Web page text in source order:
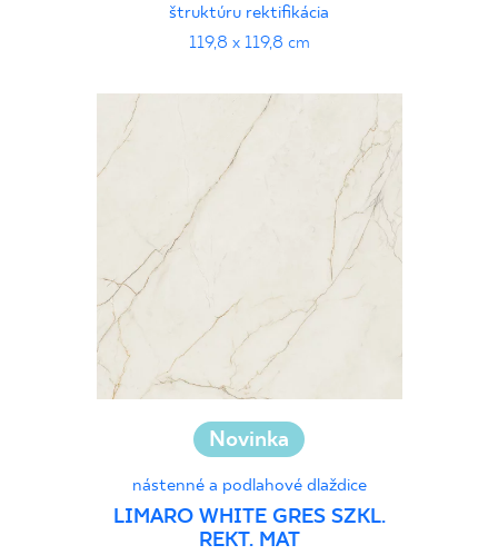
štruktúru rektifikácia
119,8 x 119,8 cm
Novinka
nástenné a podlahové dlaždice
LIMARO WHITE GRES SZKL.
REKT. MAT